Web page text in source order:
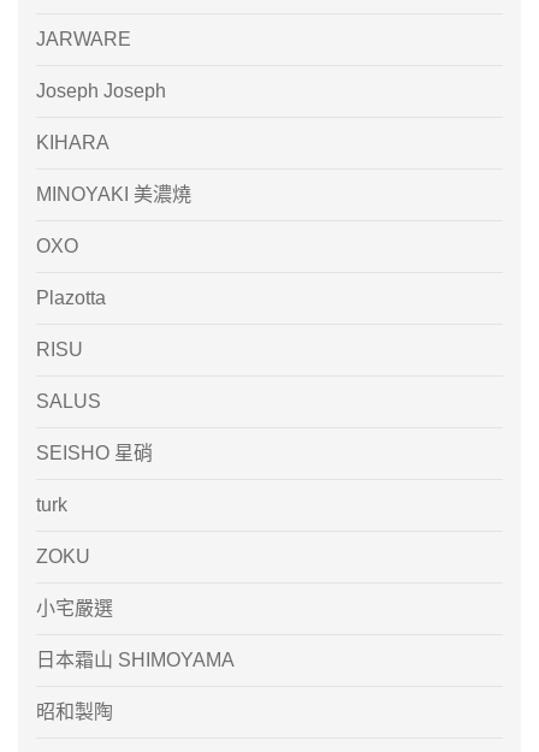
JARWARE
Joseph Joseph
KIHARA
MINOYAKI 美濃燒
OXO
Plazotta
RISU
SALUS
SEISHO 星硝
turk
ZOKU
小宅嚴選
日本霜山 SHIMOYAMA
昭和製陶